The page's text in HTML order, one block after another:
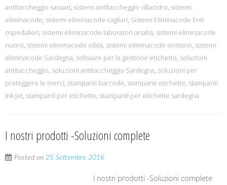
antitaccheggio sassari, sistemi antitaccheggio villacidro, sistemi
eliminacode, sistemi eliminacode cagliari, Sistemi Eliminacode Enti
ospedalieri, sistemi eliminacode laboratori analisi, sistemi eliminacode
nuoro, sistemi eliminacode olbia, sistemi eliminacode oristano, sistemi
eliminacode Sardegna, software per la gestione etichette, soluzioni
antitaccheggio, soluzioni antitaccheggio Sardegna, soluzioni per
proteggere le merci, stampanti barcode, stampanti etichette, stampanti
ink jet, stampanti per etichette, stampanti per etichette sardegna
I nostri prodotti -Soluzioni complete
Posted on 25 Settembre 2016
I nostri prodotti -Soluzioni complete